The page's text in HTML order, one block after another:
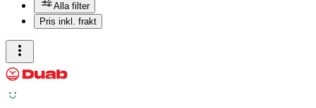
Alla filter
Pris inkl. frakt